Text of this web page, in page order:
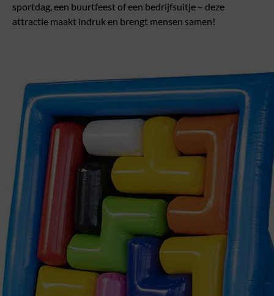
sportdag, een buurtfeest of een bedrijfsuitje – deze
attractie maakt indruk en brengt mensen samen!